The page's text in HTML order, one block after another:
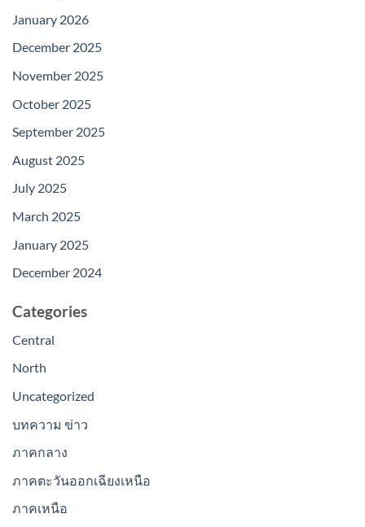
January 2026
December 2025
November 2025
October 2025
September 2025
August 2025
July 2025
March 2025
January 2025
December 2024
Categories
Central
North
Uncategorized
บทความ ข่าว
ภาคกลาง
ภาคตะวันออกเฉียงเหนือ
ภาคเหนือ